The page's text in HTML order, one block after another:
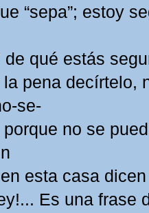
“sepa”; estoy
qué estás
pena decírtelo,
se-
porque no se
esta casa
Es una frase